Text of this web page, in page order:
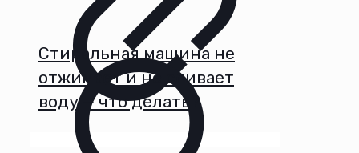
Стиральная машина не
отжимает и не сливает
воду — что делать?